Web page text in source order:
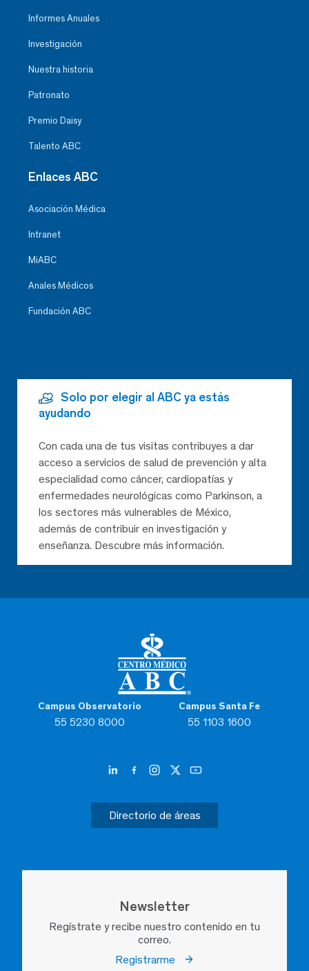
Campus Observatorio
55 5230 8000
Campus Santa Fe
55 1103 1600
Directorio de áreas
Newsletter
Regístrate y recibe nuestro contenido en tu
correo.
Registrarme
Informes Anuales
Investigación
Nuestra historia
Patronato
Premio Daisy
Talento ABC
Enlaces ABC
Asociación Médica
Intranet
MiABC
Anales Médicos
Fundación ABC
Solo por elegir al ABC ya estás
ayudando
Con cada una de tus visitas contribuyes a dar
acceso a servicios de salud de prevención y alta
especialidad como cáncer, cardiopatías y
enfermedades neurológicas como Parkinson, a
los sectores más vulnerables de México,
además de contribuir en investigación y
enseñanza. Descubre más información.